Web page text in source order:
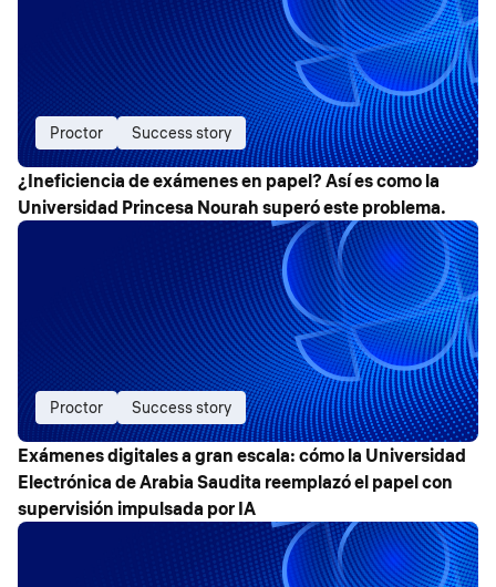
Proctor Success story
¿Ineficiencia de exámenes en papel? Así es como la
Universidad Princesa Nourah superó este problema.
Proctor Success story
Exámenes digitales a gran escala: cómo la Universidad
Electrónica de Arabia Saudita reemplazó el papel con
supervisión impulsada por IA